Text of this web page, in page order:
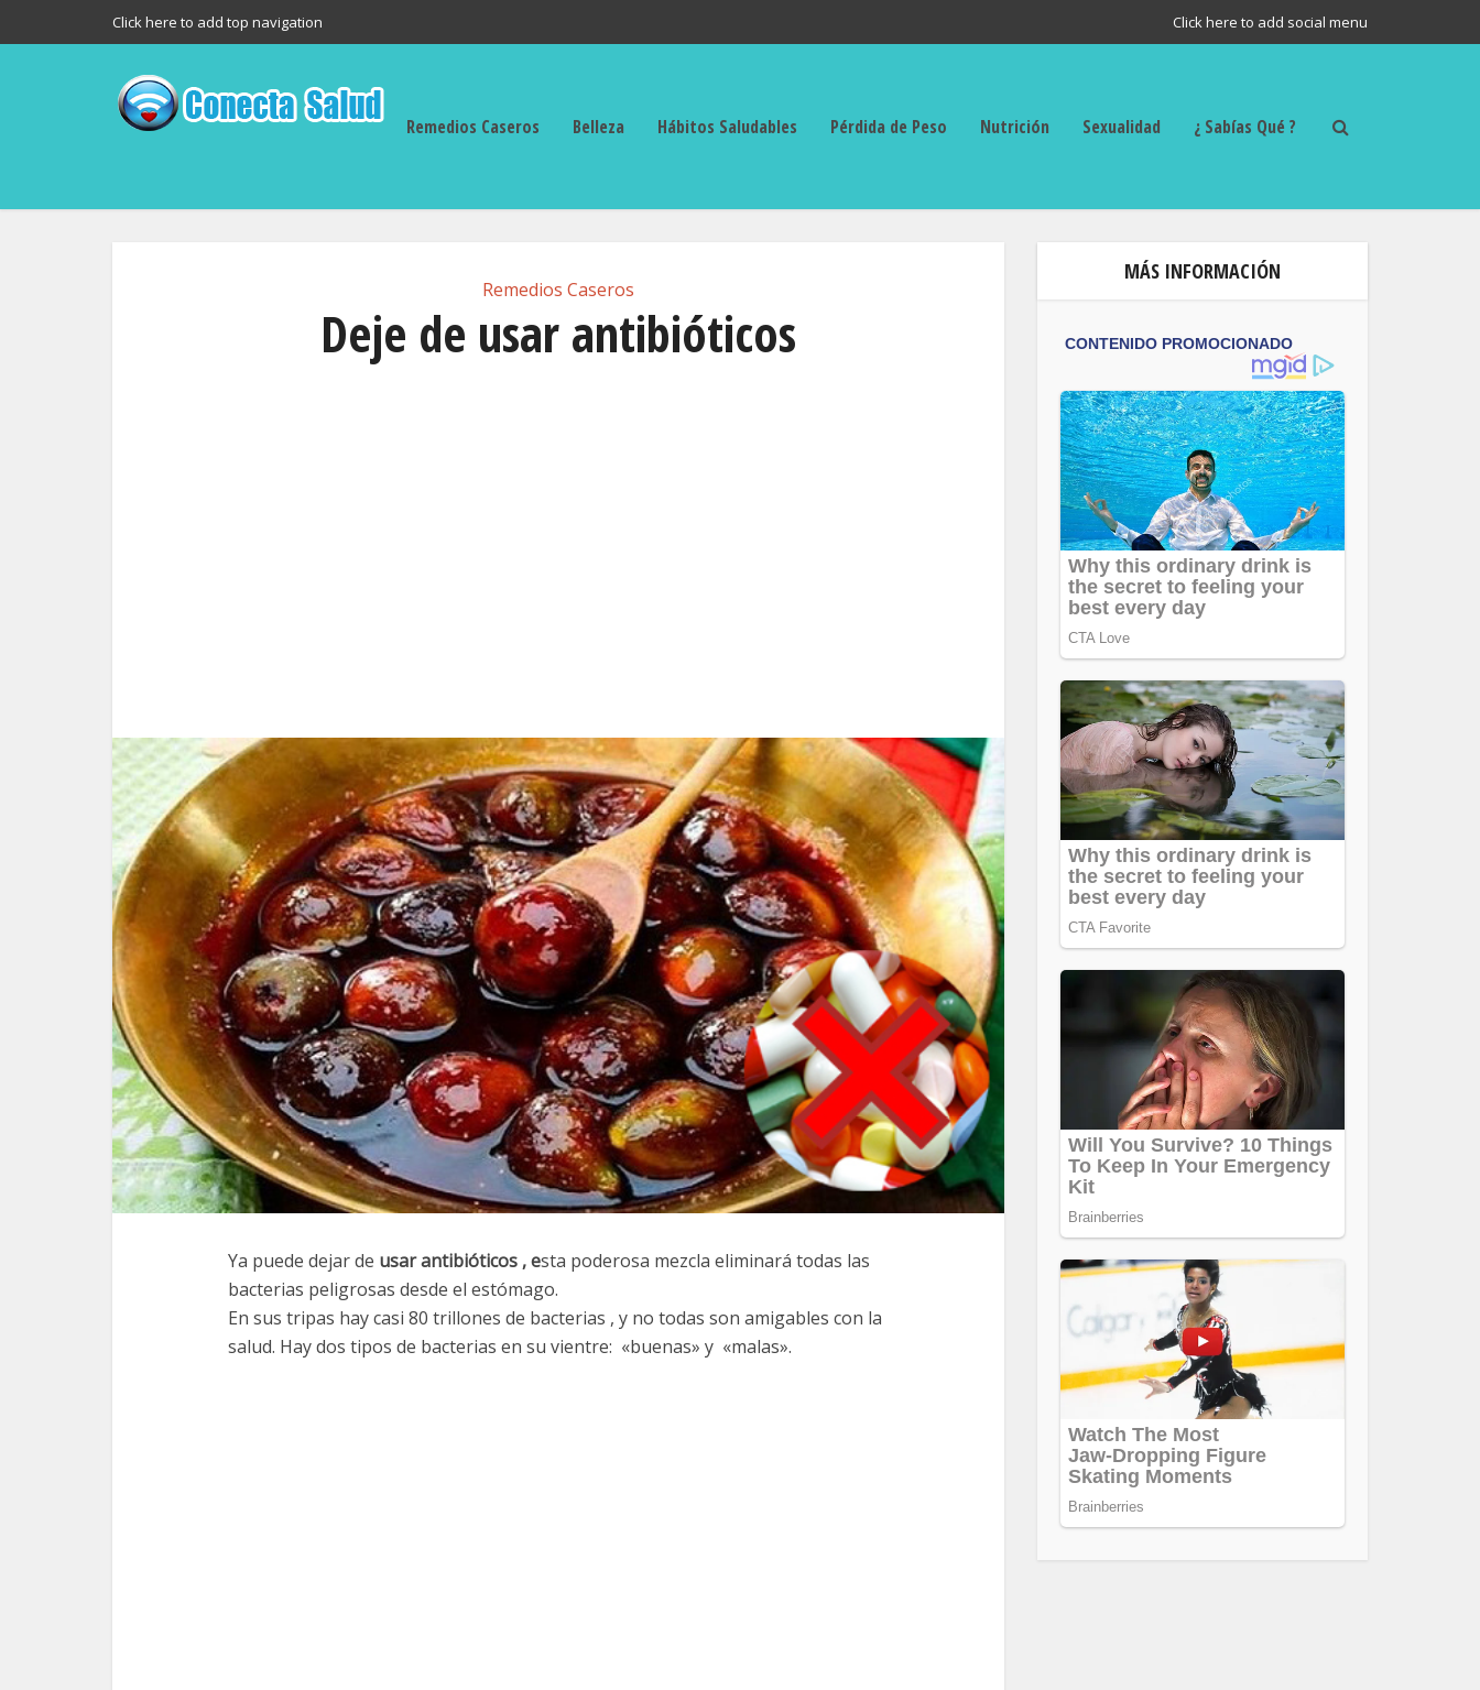
Click here to add top navigation Click here to add social menu
Remedios Caseros Belleza Hábitos Saludables Pérdida de Peso Nutrición Sexualidad ¿ Sabías Qué ?
Remedios Caseros
Deje de usar antibióticos
Ya puede dejar de usar antibióticos , esta poderosa mezcla eliminará todas las
bacterias peligrosas desde el estómago.
En sus tripas hay casi 80 trillones de bacterias , y no todas son amigables con la
salud. Hay dos tipos de bacterias en su vientre: «buenas» y «malas».
MÁS INFORMACIÓN